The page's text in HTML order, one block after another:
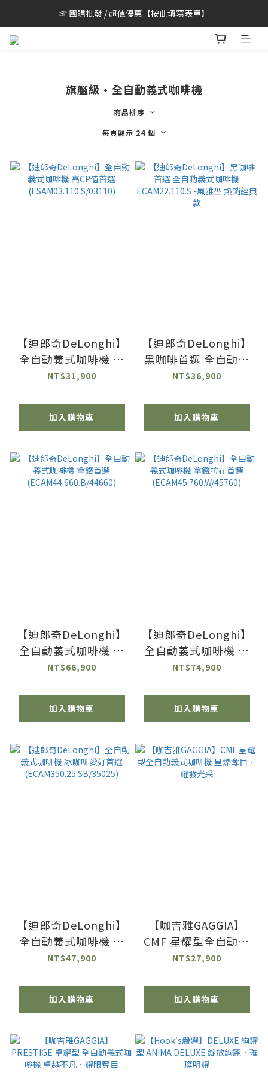
☞ 團購批發 / 超值優惠【按此填寫表單】
旗艦級·全自動義式咖啡機
商品排序
每頁顯示 24 個
【迪郎奇DeLonghi】
全自動義式咖啡機 高
CP值首選
NT$31,900
加入購物車
【迪郎奇DeLonghi】
黑咖啡首選 全自動義
式咖啡機
型 熱銷經典款
NT$36,900
加入購物車
【迪郎奇DeLonghi】
全自動義式咖啡機 拿
鐵首選
NT$66,900
加入購物車
【迪郎奇DeLonghi】
全自動義式咖啡機 拿
鐵拉花首選
NT$74,900
加入購物車
【迪郎奇DeLonghi】
全自動義式咖啡機 冰
咖啡愛好首選
NT$47,900
加入購物車
【咖吉雅GAGGIA】
CMF 星耀型全自動義
式咖啡機 星爍奪目．
NT$27,900
加入購物車